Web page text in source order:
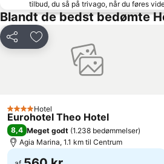
Kalamaki
Cathedral of the Presentation of the Virgin Mary
Pahiana
The
Municipal Regional Theatre of Crete
tilbud, du så på trivago, når du føres
Blandt de bedst bedømte
Del Føj til favoritter
4 Stjerner
Hotel
Eurohotel Theo Hotel
8,4 Meget godt (1.238 bedømmelser)
Agia Marina, 1.1 km til Centrum